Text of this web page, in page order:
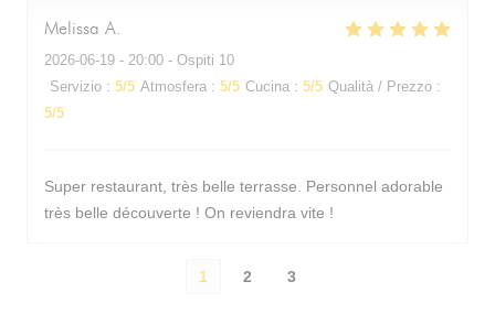
Melissa A
2026-06-19 - 20:00 - Ospiti 10
Servizio : 5/5 Atmosfera : 5/5 Cucina : 5/5 Qualità / Prezzo :
5/5
Super restaurant, très belle terrasse. Personnel adorable
très belle découverte ! On reviendra vite !
1 2 3